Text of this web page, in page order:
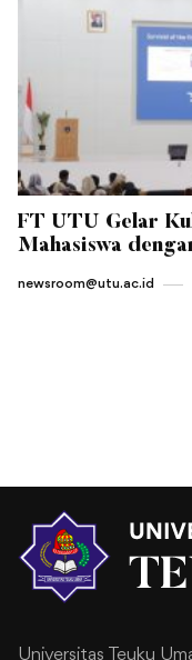
FT UTU Gelar
Mahasiswa
newsroom@utu.ac.id
Universitas Teuku